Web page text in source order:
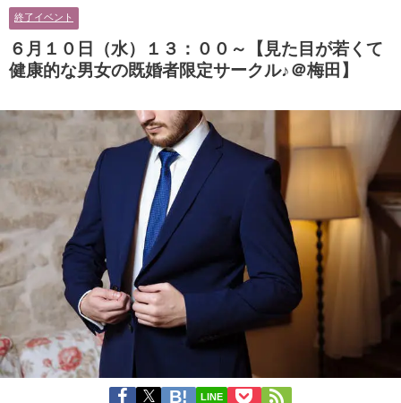
に余裕のある健康的なオシャレ男
性と美容好きで優しさのある大人
女性の既婚者限定ビッグパーティ
ー♪＠池袋】
ティー♪＠茶屋町】
終了イベント
６月１０日（水）１３：００～【見た目が若くて
健康的な男女の既婚者限定サークル♪＠梅田】
LINE